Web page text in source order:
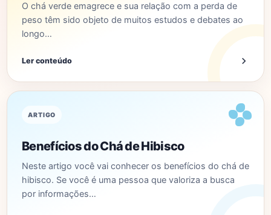
O chá verde emagrece e sua relação com a perda de
peso têm sido objeto de muitos estudos e debates ao
longo…
Ler conteúdo
ARTIGO
Benefícios do Chá de Hibisco
Neste artigo você vai conhecer os benefícios do chá de
hibisco. Se você é uma pessoa que valoriza a busca
por informações…